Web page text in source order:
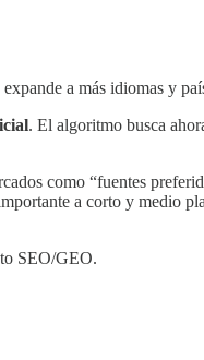
a más idiomas y
. El algoritmo busca
como “fuentes
a corto y medio
SEO/GEO.